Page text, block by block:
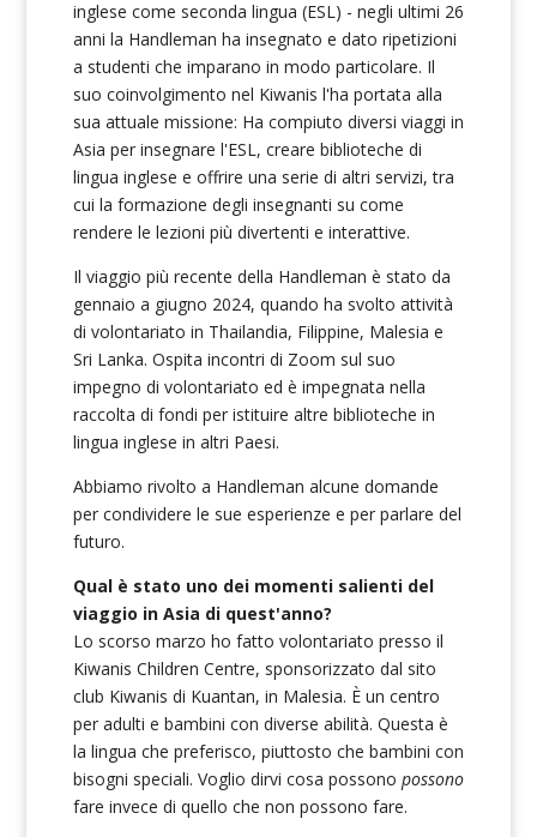
inglese come seconda lingua (ESL) - negli ultimi 26
anni la Handleman ha insegnato e dato ripetizioni
a studenti che imparano in modo particolare. Il
suo coinvolgimento nel Kiwanis l'ha portata alla
sua attuale missione: Ha compiuto diversi viaggi in
Asia per insegnare l'ESL, creare biblioteche di
lingua inglese e offrire una serie di altri servizi, tra
cui la formazione degli insegnanti su come
rendere le lezioni più divertenti e interattive.
Il viaggio più recente della Handleman è stato da
gennaio a giugno 2024, quando ha svolto attività
di volontariato in Thailandia, Filippine, Malesia e
Sri Lanka. Ospita incontri di Zoom sul suo
impegno di volontariato ed è impegnata nella
raccolta di fondi per istituire altre biblioteche in
lingua inglese in altri Paesi.
Abbiamo rivolto a Handleman alcune domande
per condividere le sue esperienze e per parlare del
futuro.
Qual è stato uno dei momenti salienti del
viaggio in Asia di quest'anno?
Lo scorso marzo ho fatto volontariato presso il
Kiwanis Children Centre, sponsorizzato dal sito
club Kiwanis di Kuantan, in Malesia. È un centro
per adulti e bambini con diverse abilità. Questa è
la lingua che preferisco, piuttosto che bambini con
bisogni speciali. Voglio dirvi cosa possono possono
fare invece di quello che non possono fare.